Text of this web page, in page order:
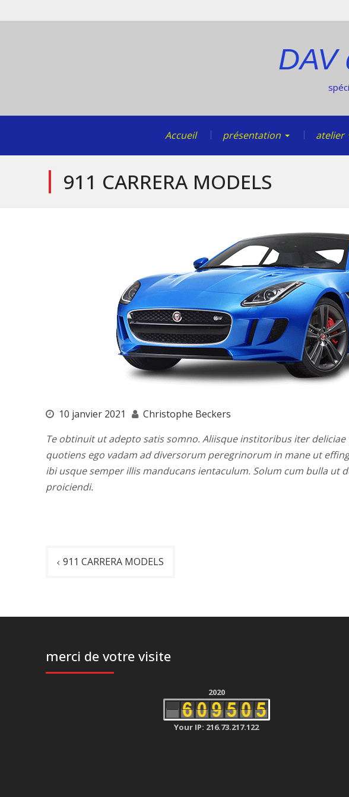
to
DAV
Accueil présentation atelier
911 CARRERA MODELS
10 janvier 2021
Christophe Beckers
Te obtinuit ut adepto satis somno. Aliisque institoribus iter deliciae
quotiens ego vadam ad diversorum peregrinorum in mane ut
ibi usque semper illis manducans ientaculum. Solum cum bulla ut
proiciendi.
Navigation
l’article
911 CARRERA MODELS
merci de votre visite
2020
Your IP: 216.73.217.122